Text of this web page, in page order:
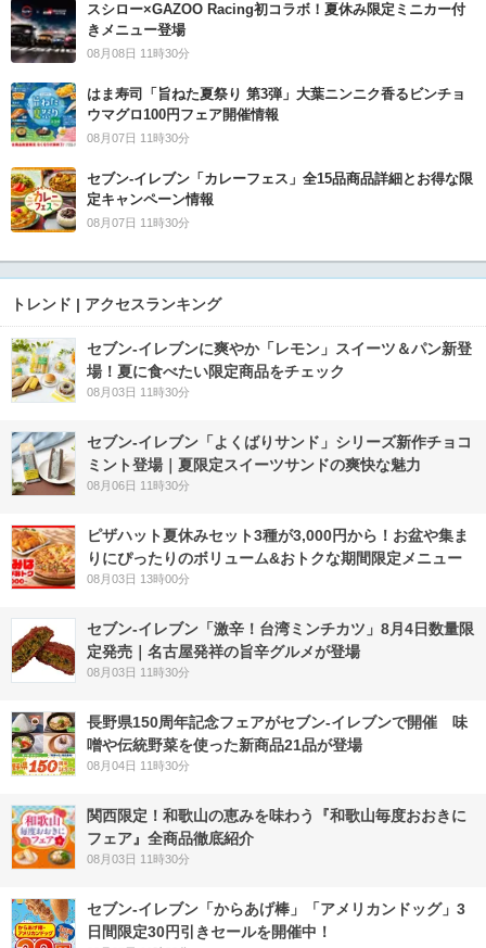
スシロー×GAZOO Racing初コラボ！夏休み限定ミニカー付
きメニュー登場
08月08日 11時30分
はま寿司「旨ねた夏祭り 第3弾」大葉ニンニク香るビンチョ
ウマグロ100円フェア開催情報
08月07日 11時30分
セブン‐イレブン「カレーフェス」全15品商品詳細とお得な限
定キャンペーン情報
08月07日 11時30分
トレンド | アクセスランキング
セブン‐イレブンに爽やか「レモン」スイーツ＆パン新登
場！夏に食べたい限定商品をチェック
08月03日 11時30分
セブン‐イレブン「よくばりサンド」シリーズ新作チョコ
ミント登場｜夏限定スイーツサンドの爽快な魅力
08月06日 11時30分
ピザハット夏休みセット3種が3,000円から！お盆や集ま
りにぴったりのボリューム&おトクな期間限定メニュー
08月03日 13時00分
セブン-イレブン「激辛！台湾ミンチカツ」8月4日数量限
定発売｜名古屋発祥の旨辛グルメが登場
08月03日 11時30分
長野県150周年記念フェアがセブン-イレブンで開催 味
噌や伝統野菜を使った新商品21品が登場
08月04日 11時30分
関西限定！和歌山の恵みを味わう『和歌山毎度おおきに
フェア』全商品徹底紹介
08月03日 11時30分
セブン‐イレブン「からあげ棒」「アメリカンドッグ」3
日間限定30円引きセールを開催中！